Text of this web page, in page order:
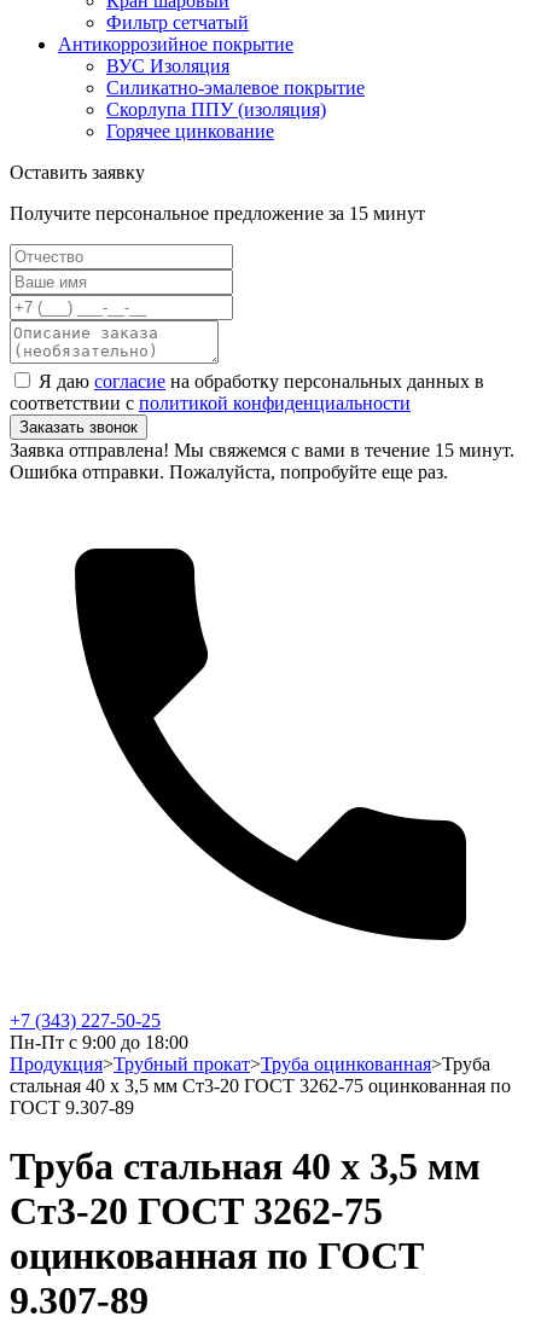
Фильтр сетчатый
Антикоррозийное покрытие
ВУС Изоляция
Силикатно-эмалевое покрытие
Скорлупа ППУ (изоляция)
Горячее цинкование
Оставить заявку
Получите персональное предложение за 15 минут
Я даю согласие на обработку персональных данных в
соответствии с политикой конфиденциальности
Заказать звонок
Заявка отправлена! Мы свяжемся с вами в течение 15 минут.
Ошибка отправки. Пожалуйста, попробуйте еще раз.
+7 (343) 227-50-25
Пн-Пт с 9:00 до 18:00
Продукция>Трубный прокат>Труба оцинкованная>Труба
стальная 40 х 3,5 мм Ст3-20 ГОСТ 3262-75 оцинкованная по
ГОСТ 9.307-89
Труба стальная 40 х 3,5 мм
Ст3-20 ГОСТ 3262-75
оцинкованная по ГОСТ
9.307-89